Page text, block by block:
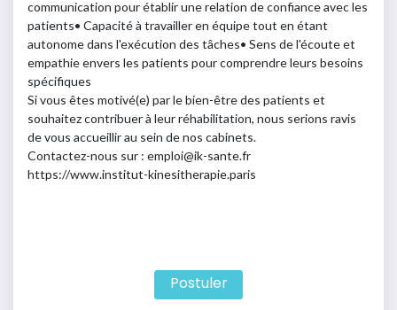
communication pour établir une relation deconfiance avec les
patients• Capacité à travailler en équipe tout en étant
autonome dans l'exécution des tâches• Sens de l'écoute et
empathie envers les patients pour comprendre leurs besoins
spécifiques
Si vous êtes motivé(e) par le bien-être des patients et
souhaitez contribuer à leur réhabilitation, nous serions ravis
de vous accueillir au sein de nos cabinets.
Contactez-nous sur : emploi@ik-sante.fr
https://www.institut-kinesitherapie.paris
Postuler